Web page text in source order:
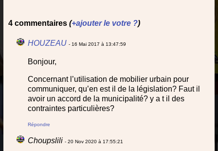
4 commentaires (+ajouter le votre ?)
HOUZEAU - 16 Mai 2017 à 13:47:59
Bonjour,
Concernant l’utilisation de mobilier urbain pour
communiquer, qu’en est il de la législation? Faut il
avoir un accord de la municipalité? y a t il des
contraintes particulières?
Répondre
Choupslili - 20 Nov 2020 à 17:55:21